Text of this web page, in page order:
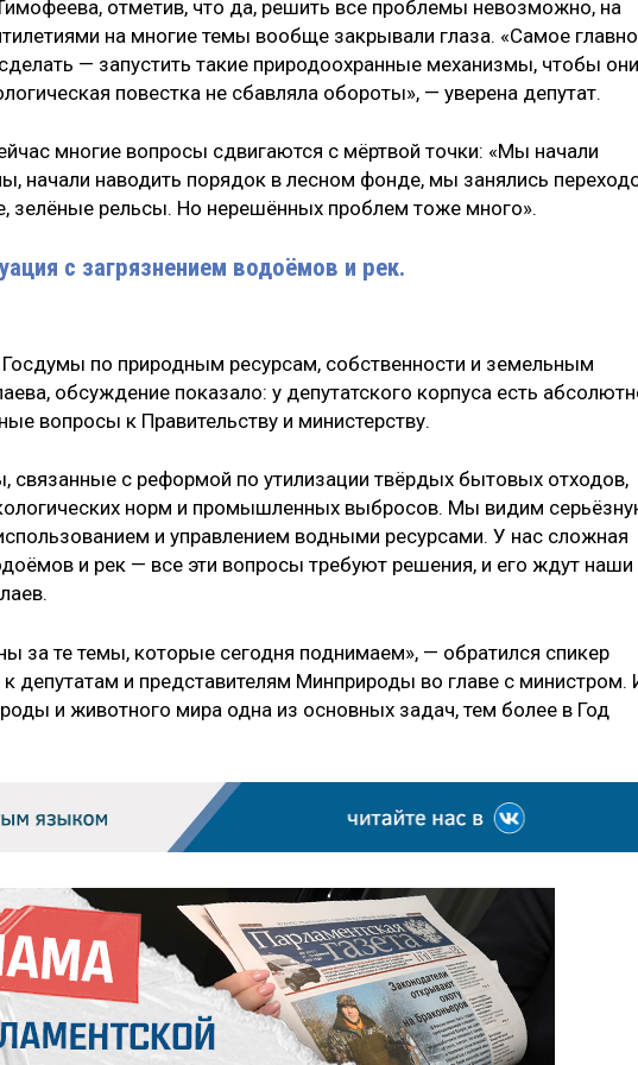
отметив, что да, решить все проблемы невозможно, на
на многие темы вообще закрывали глаза. «Самое
— запустить такие природоохранные механизмы, чтобы они
повестка не сбавляла обороты», — уверена депутат.
многие вопросы сдвигаются с мёртвой точки: «Мы начали
начали наводить порядок в лесном фонде, мы занялись
зелёные рельсы. Но нерешённых проблем тоже много».
с загрязнением водоёмов и рек.
по природным ресурсам, собственности и земельным
обсуждение показало: у депутатского корпуса есть
вопросы к Правительству и министерству.
связанные с реформой по утилизации твёрдых бытовых отходов,
норм и промышленных выбросов. Мы видим
и управлением водными ресурсами. У нас сложная
и рек — все эти вопросы требуют решения, и его ждут наши
за те темы, которые сегодня поднимаем», — обратился спикер
депутатам и представителям Минприроды во главе с министром.
и животного мира одна из основных задач, тем более в Год